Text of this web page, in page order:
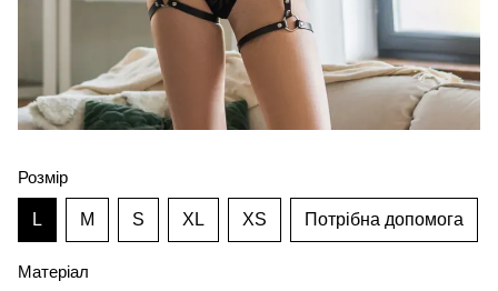
Розмір
L M S XL XS Потрібна допомога
Матеріал